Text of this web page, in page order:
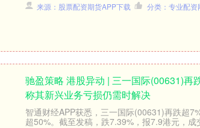
来源：股票配资期货APP下载 分类：专业配资
驰盈策略 港股异动 | 三一国际(00631)再
称其新兴业务亏损仍需时解决
智通财经APP获悉，三一国际(00631)再跌超
超50%。截至发稿，跌7.39%，报7.9港元，